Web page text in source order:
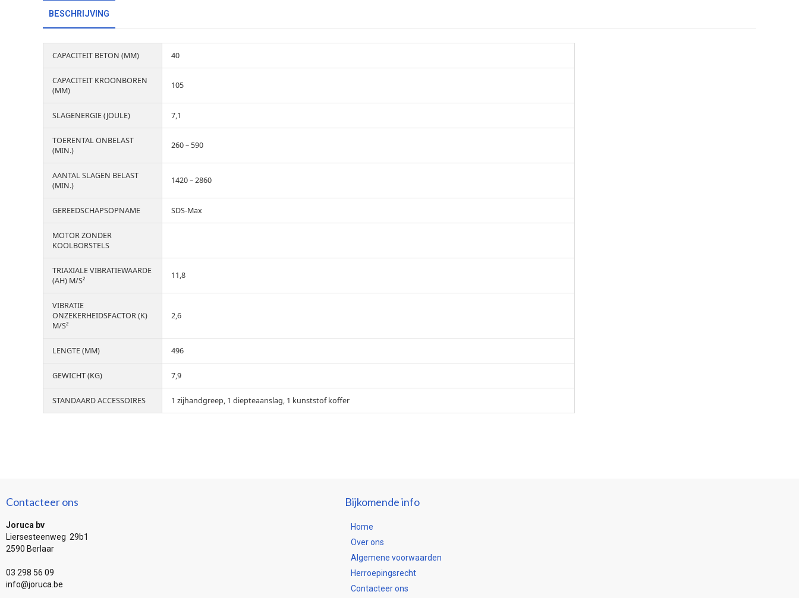
BESCHRIJVING
CAPACITEIT BETON (MM) 40
CAPACITEIT KROONBOREN
(MM)
105
SLAGENERGIE (JOULE) 7,1
TOERENTAL ONBELAST
(MIN.)
260 – 590
AANTAL SLAGEN BELAST
(MIN.)
1420 – 2860
GEREEDSCHAPSOPNAME SDS-Max
MOTOR ZONDER
KOOLBORSTELS
TRIAXIALE VIBRATIEWAARDE
(AH) M/S²
11,8
VIBRATIE
ONZEKERHEIDSFACTOR (K)
M/S²
2,6
LENGTE (MM) 496
GEWICHT (KG) 7,9
STANDAARD ACCESSOIRES 1 zijhandgreep, 1 diepteaanslag, 1 kunststof koffer
Contacteer ons
Joruca bv
Liersesteenweg 29b1
2590 Berlaar
03 298 56 09
info@joruca.be
Bijkomende info
Home
Over ons
Algemene voorwaarden
Herroepingsrecht
Contacteer ons